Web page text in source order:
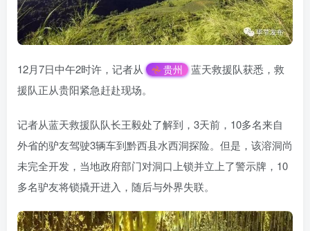
12月7日中午2时许，记者从 贵州
蓝天救援队获悉，救
援队正从贵阳紧急赶赴现场。
记者从蓝天救援队队长王毅处了解到，3天前，10多名来自
外省的驴友驾驶3辆车到黔西县水西洞探险。但是，该溶洞尚
未完全开发，当地政府部门对洞口上锁并立上了警示牌，10
多名驴友将锁撬开进入，随后与外界失联。